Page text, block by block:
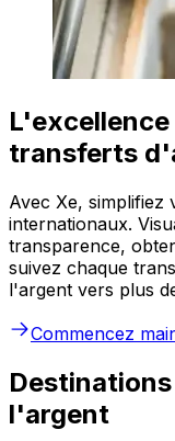
transferts
Avec Xe,
internationaux.
transparence,
suivez chaque
l'argent vers plus
Commencez
l'argent